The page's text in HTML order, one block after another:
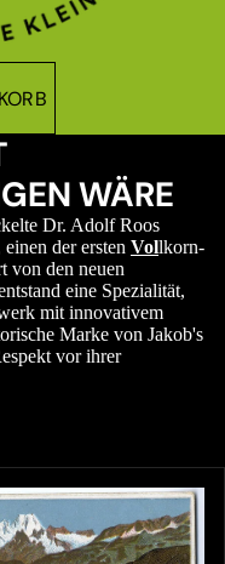
WÄRE
Dr. Adolf Roos
der ersten Vollkorn-
von den neuen
eine Spezialität,
mit innovativem
Marke von Jakob's
vor ihrer